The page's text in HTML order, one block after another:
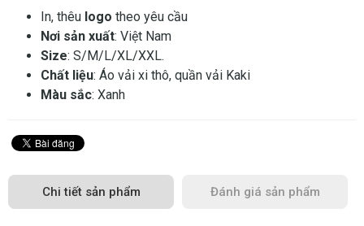
In, thêu logo theo yêu cầu
Nơi sản xuất: Việt Nam
Size: S/M/L/XL/XXL.
Chất liệu: Áo vải xi thô, quần vải Kaki
Màu sắc: Xanh
Chi tiết sản phẩm Đánh giá sản phẩm